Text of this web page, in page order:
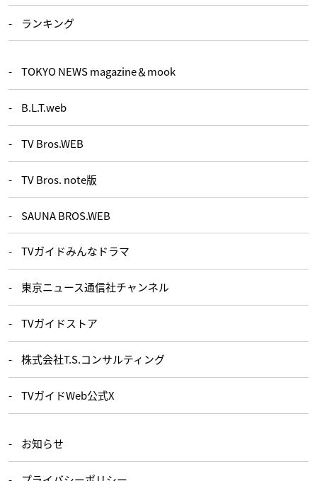
ランキング
TOKYO NEWS magazine＆mook
B.L.T.web
TV Bros.WEB
TV Bros. note版
SAUNA BROS.WEB
TVガイドみんなドラマ
東京ニュース通信社チャンネル
TVガイドストア
株式会社T.S.コンサルティング
TVガイドWeb公式X
お知らせ